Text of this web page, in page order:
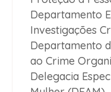
Departamento
Investigações
Departamento
ao Crime
Delegacia